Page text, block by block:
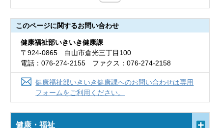
このページに関するお問い合わせ
健康福祉部いきいき健康課
〒924-0865 白山市倉光三丁目100
電話：076-274-2155 ファクス：076-274-2158
健康福祉部いきいき健康課へのお問い合わせは専用
フォームをご利用ください。
健康・福祉